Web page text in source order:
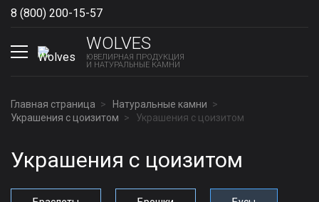
8 (800) 200-15-57
WOLVES
ЮВЕЛИРНАЯ ПРОДУКЦИЯ
И НАТУРАЛЬНЫЕ КАМНИ
Главная страница
Натуральные камни
Украшения с цоизитом
Украшения с цоизитом
Украшения с цоизитом